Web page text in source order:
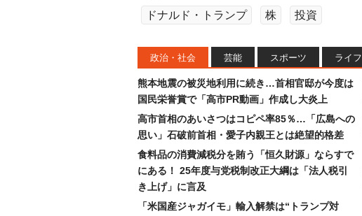
ドナルド・トランプ
株 投資
政治・社会 芸能 スポーツ ライフ
熊本地震の被災地利用に続き…首相官邸が今度は
国民栄誉賞で「高市PR動画」作成し大炎上
高市首相のあいさつはコピペ率85％…「広島への
思い」石破前首相・愛子内親王とは絶望的格差
食料品の消費減税分を賄う「恒久財源」ならすで
にある！ 25年度与党税制改正大綱は「法人税引
き上げ」に言及
「米国産ジャガイモ」輸入解禁は“トランプ対